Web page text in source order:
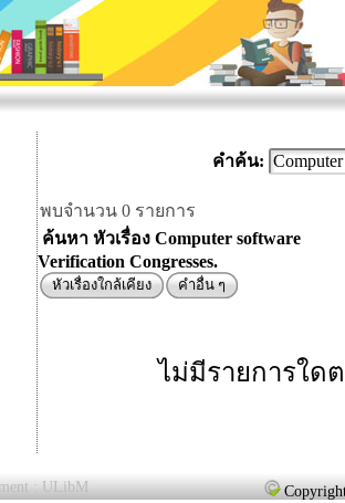
คำค้น:
พบจำนวน 0 รายการ
ค้นหา หัวเรื่อง Computer software
Verification Congresses.
หัวเรื่องใกล้เคียง คำอื่น ๆ
ไม่มีรายการใด
: ULibM